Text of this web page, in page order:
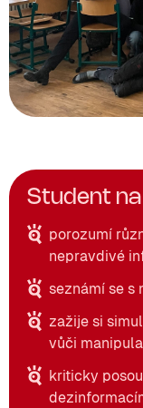
Student
porozumí
nepravdivé
seznámí se s
zažije si
vůči
kriticky